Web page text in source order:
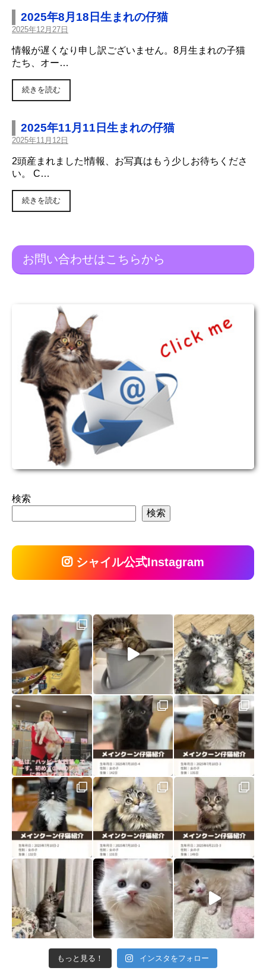
2025年8月18日生まれの仔猫
2025年12月27日
情報が遅くなり申し訳ございません。8月生まれの子猫
たち、オー…
続きを読む
2025年11月11日生まれの仔猫
2025年11月12日
2頭産まれました!情報、お写真はもう少しお待ちくださ
い。 C…
続きを読む
お問い合わせはこちらから
検索
検索
シャイル公式Instagram
もっと見る！ インスタをフォロー